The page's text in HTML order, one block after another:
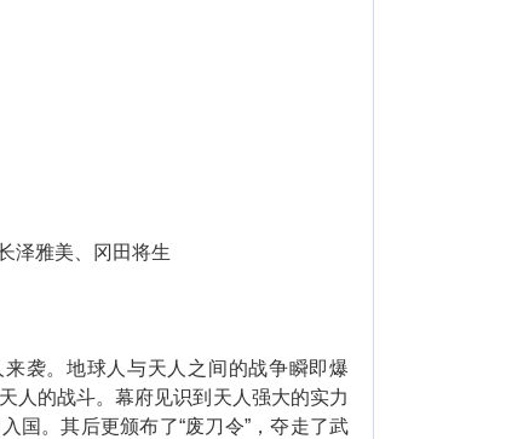
雅美、冈田将生
袭。地球人与天人之间的战争瞬即爆
人的战斗。幕府见识到天人强大的实力
国。其后更颁布了“废刀令”，夺走了武